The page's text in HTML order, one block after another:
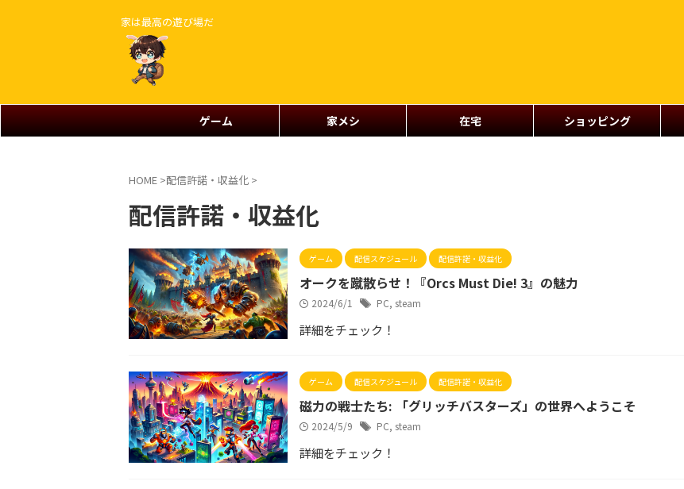
家は最高の遊び場だ
ゲーム 家メシ 在宅 ショッピング
HOME >配信許諾・収益化 >
配信許諾・収益化
ゲーム 配信スケジュール 配信許諾・収益化
オークを蹴散らせ！『Orcs Must Die! 3』の魅力
2024/6/1 PC, steam
詳細をチェック！
ゲーム 配信スケジュール 配信許諾・収益化
磁力の戦士たち: 「グリッチバスターズ」の世界へようこそ
2024/5/9 PC, steam
詳細をチェック！